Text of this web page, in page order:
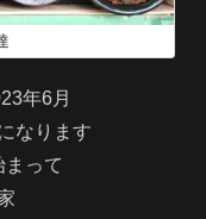
年6月
なります
って